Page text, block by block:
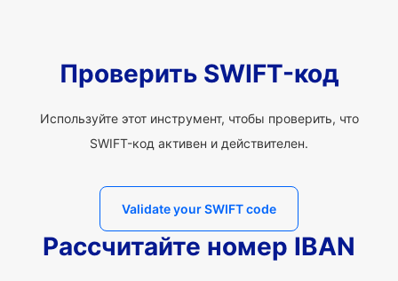
Проверить SWIFT-код
Используйте этот инструмент, чтобы проверить, что
SWIFT-код активен и действителен.
Validate your SWIFT code
Рассчитайте номер IBAN